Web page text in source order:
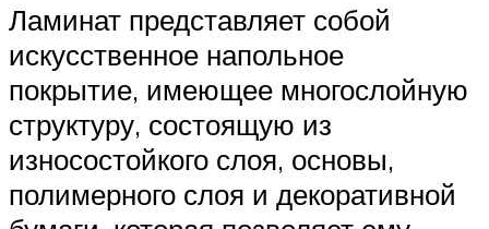
Ламинат представляет собой
искусственное напольное
покрытие, имеющее многослойную
структуру, состоящую из
износостойкого слоя, основы,
полимерного слоя и декоративной